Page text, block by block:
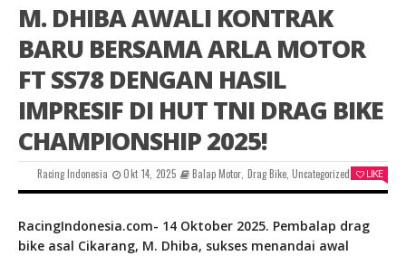
M. DHIBA AWALI KONTRAK
BARU BERSAMA ARLA MOTOR
FT SS78 DENGAN HASIL
IMPRESIF DI HUT TNI DRAG BIKE
CHAMPIONSHIP 2025!
Racing Indonesia Okt 14, 2025 Balap Motor, Drag Bike,Uncategorized 0
LIKE
RacingIndonesia.com- 14 Oktober 2025. Pembalap drag
bike asal Cikarang, M. Dhiba, sukses menandai awal